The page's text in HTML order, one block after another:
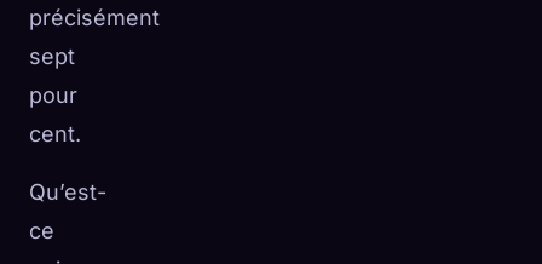
précisément
sept
pour
cent.
Qu’est-
ce